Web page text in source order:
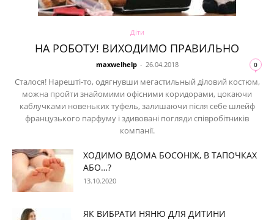
Діти
НА РОБОТУ! ВИХОДИМО ПРАВИЛЬНО
maxwelhelp - 26.04.2018 0
Сталося! Нарешті-то, одягнувши мегастильный діловий костюм,
можна пройти знайомими офісними коридорами, цокаючи
каблучками новеньких туфель, залишаючи після себе шлейф
французького парфуму і здивовані погляди співробітників
компанії.
ХОДИМО ВДОМА БОСОНІЖ, В ТАПОЧКАХ
АБО…?
13.10.2020
ЯК ВИБРАТИ НЯНЮ ДЛЯ ДИТИНИ